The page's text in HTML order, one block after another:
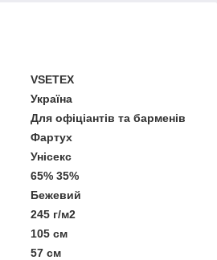
VSETEX
Україна
Для офіціантів та барменів
Фартух
Унісекс
65% 35%
Бежевий
245 г/м2
105 см
57 см